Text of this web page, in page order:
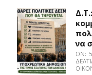
να
ON: